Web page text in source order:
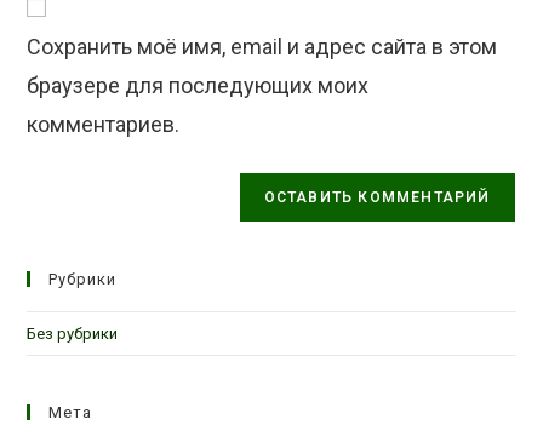
чтобы
адрес,
чтобы
прокомментировать
Сохранить моё имя, email и адрес сайта в этом
браузере для последующих моих
комментариев.
Рубрики
Без рубрики
Мета